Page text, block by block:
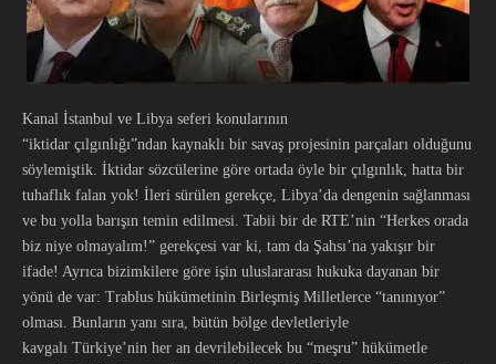
Kanal İstanbul ve Libya seferi konularının
“iktidar çılgınlığı”ndan kaynaklı bir savaş projesinin parçaları olduğunu
söylemiştik. İktidar sözcülerine göre ortada öyle bir çılgınlık, hatta bir
tuhaflık falan yok! İleri sürülen gerekçe, Libya’da dengenin sağlanması
ve bu yolla barışın temin edilmesi. Tabii bir de RTE’nin “Herkes orada
biz niye olmayalım!” gerekçesi var ki, tam da Şahsı’na yakışır bir
ifade! Ayrıca bizimkilere göre işin uluslararası hukuka dayanan bir
yönü de var: Trablus hükümetinin Birleşmiş Milletlerce “tanınıyor”
olması. Bunların yanı sıra, bütün bölge devletleriyle
kavgalı Türkiye’nin her an devrilebilecek bu “meşru” hükümetle